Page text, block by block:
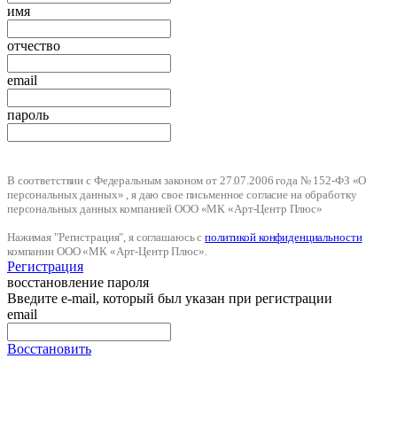
имя
отчество
email
пароль
В соответствии с Федеральным законом от 27.07.2006 года № 152-ФЗ «О
персональных данных» , я даю свое письменное согласие на обработку
персональных данных компанией ООО «МК «Арт-Центр Плюс»
Нажимая "Регистрация", я соглашаюсь сполитикой конфиденциальности
компании ООО «МК «Арт-Центр Плюс».
Регистрация
восстановление пароля
Введите e-mail, который был указан при регистрации
email
Восстановить